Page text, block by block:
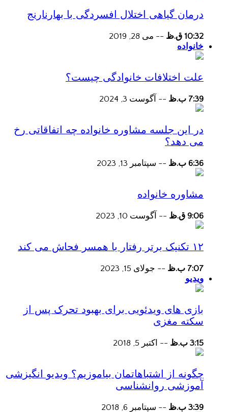
درمان گیاهی اختلال افسردگی با بهارنارنج
10:32 ق.ظ -- می 28, 2019
خانواده
علت اختلافات خانوادگی چیست؟
7:39 ب.ظ -- آگوست 3, 2024
در این جلسه مشاوره خانواده چه اتفاقاتی رخ
می دهد؟
6:36 ب.ظ -- سپتامبر 13, 2023
مشاوره خانواده
9:06 ق.ظ -- آگوست 10, 2023
۱۲ تکنیک برتر رفتار با همسر فحاش می کند
7:07 ب.ظ -- جولای 15, 2023
ویدیو
بازی های ویدئویی برای بهبود تحرک پس از
سکته مغزی
3:15 ب.ظ -- اکتبر 5, 2018
چگونه از اشتباهاتمان بیاموزیم؟ ویدیو انگیزشی
آموزشی روانشناسی
3:39 ب.ظ -- سپتامبر 6, 2018